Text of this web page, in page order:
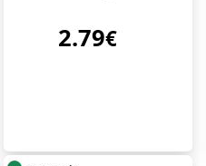
2.79€